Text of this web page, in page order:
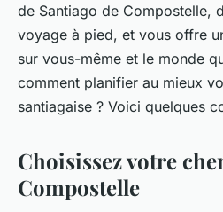
de Santiago de Compostelle,
voyage à pied, et vous offre
sur vous-même et le monde
comment planifier au mieux
santiagaise ? Voici quelques
Choisissez votre
Compostelle